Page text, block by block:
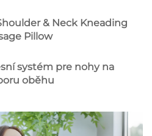
& Neck Kneading
Pillow
systém pre nohy na
oběhu